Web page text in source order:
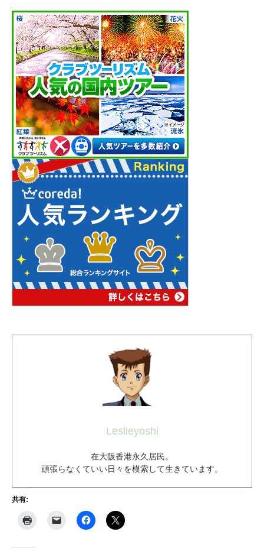
Leslieyoshi
在大阪香港永久居民。
頑張らなくていい日々を模索して生きています。
共有: